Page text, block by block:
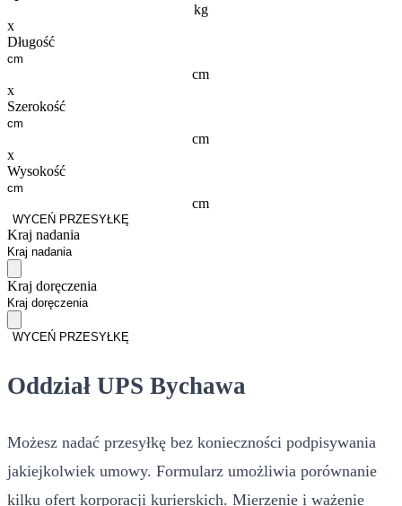
kg
x
Długość
cm
x
Szerokość
cm
x
Wysokość
cm
WYCEŃ PRZESYŁKĘ
Kraj nadania
Kraj doręczenia
WYCEŃ PRZESYŁKĘ
Oddział UPS Bychawa
Możesz nadać przesyłkę bez konieczności podpisywania
jakiejkolwiek umowy. Formularz umożliwia porównanie
kilku ofert korporacji kurierskich. Mierzenie i ważenie